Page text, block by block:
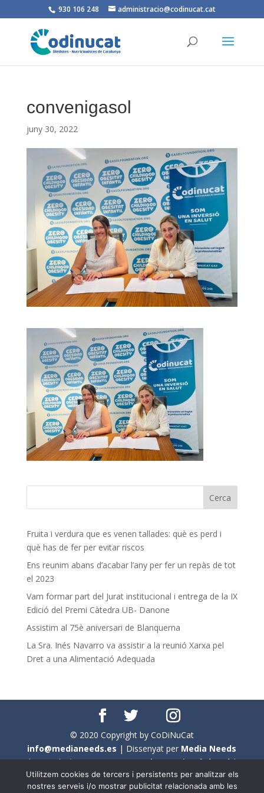
930 106 248 administracio@codinucat.cat
convenigasol
juny 30, 2022
Fruita i verdura que es venen tallades: què es perd i
què has de fer per evitar riscos
Ens reunim abans d’acabar l’any per fer un repàs de tot
el 2023
Vam formar part del Jurat institucional i entrega de la IX
Edició del Premi Càtedra UB- Danone
Assistim al 75è aniversari de Blanquerna
La Sra. Inés Navarro va assistir a la reunió Xarxa pel
Dret a una Alimentació Adequada
© 2020 Copyright by CoDiNuCat
info@medianeeds.es | Dissenyat per Media Needs
| Tots els drets reservats aCoDiNuCat |Avís legal|
Avís per cookies
Utilitzem cookies de tercers i persistents per analitzar els
nostres serveis i/o mostrar publicitat relacionada amb les